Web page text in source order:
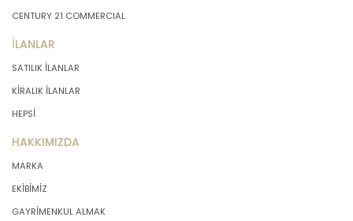
CENTURY 21 COMMERCIAL
İLANLAR
SATILIK İLANLAR
KİRALIK İLANLAR
HEPSİ
HAKKIMIZDA
MARKA
EKİBİMİZ
GAYRİMENKUL ALMAK